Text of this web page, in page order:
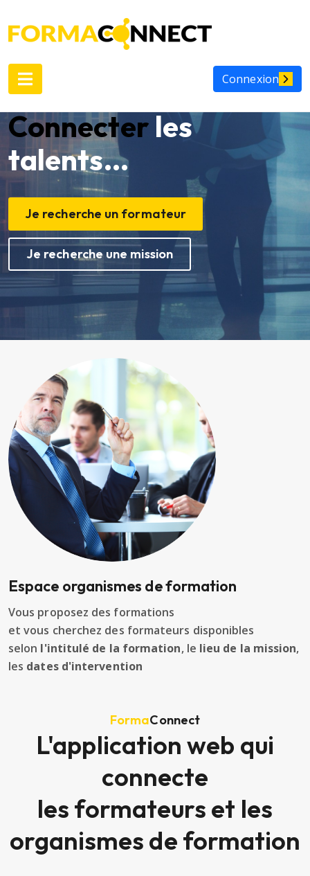
Connexion
Connecter les
talents...
Je recherche un formateur
Je recherche une mission
Espace organismes de formation
Vous proposez des formations
et vous cherchez des formateurs disponibles
selon l'intitulé de la formation, le lieu de la mission,
les dates d'intervention
FormaConnect
L'application web qui
connecte
les formateurs et les
organismes de formation